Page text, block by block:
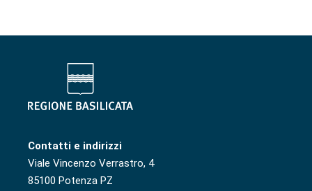
Contatti e indirizzi
Viale Vincenzo Verrastro, 4
85100 Potenza PZ